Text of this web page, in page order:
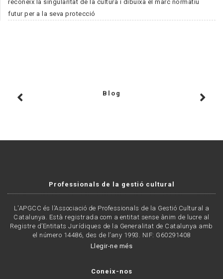
reconeix la singularitat de la cultura i dibuixa el marc normatiu
futur per a la seva protecció
Blog
Professionals de la gestió cultural
L'APGCC és l’Associació de Professionals de la Gestió Cultural a
Catalunya. Està registrada com a entitat sense ànim de lucre al
Registre d’Entitats Jurídiques de la Generalitat de Catalunya amb
el número 14486, des de l’any 1993. NIF: G60291408
Llegir-ne més
Coneix-nos